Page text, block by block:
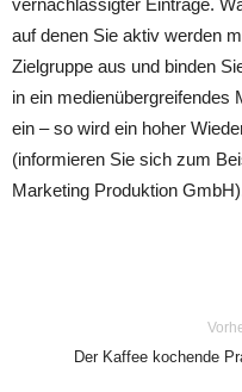
vernachlässigter Einträge.
auf denen Sie aktiv werden
Zielgruppe aus und binden
in ein medienübergreifendes
ein – so wird ein hoher
(informieren Sie sich zum
Marketing Produktion
Der Kaffee kochende